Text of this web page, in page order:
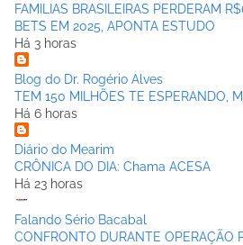
FAMILIAS BRASILEIRAS PERDERAM
BETS EM 2025, APONTA ESTUDO
Há 3 horas
Blog do Dr. Rogério Alves
TEM 150 MILHÕES TE ESPERANDO,
Há 6 horas
Diário do Mearim
CRÔNICA DO DIA: Chama ACESA
Há 23 horas
Falando Sério Bacabal
CONFRONTO DURANTE OPERAÇÃO